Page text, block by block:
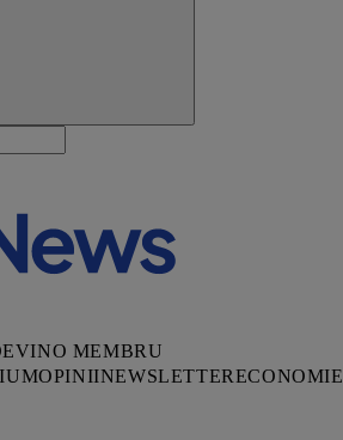
MEMBRU
OPINIINEWSLETTERECONOMIE